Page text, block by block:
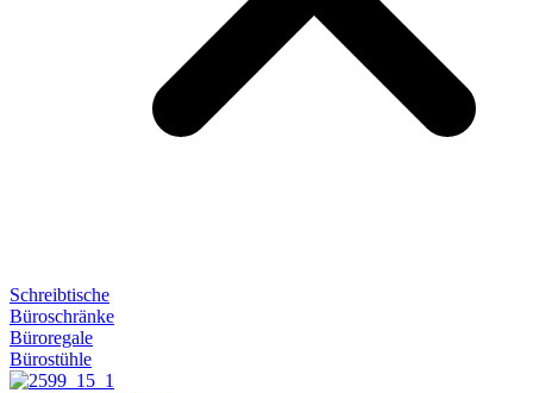
Schreibtische
Büroschränke
Büroregale
Bürostühle